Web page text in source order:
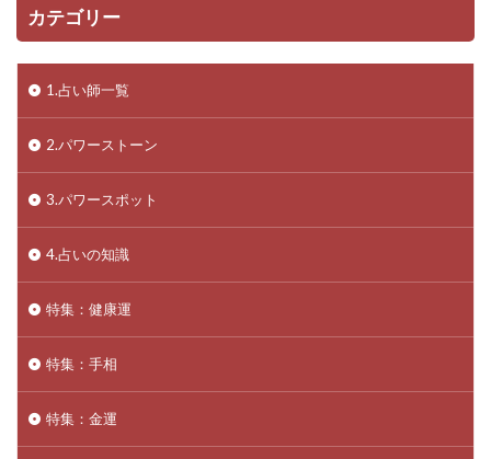
カテゴリー
1.占い師一覧
2.パワーストーン
3.パワースポット
4.占いの知識
特集：健康運
特集：手相
特集：金運